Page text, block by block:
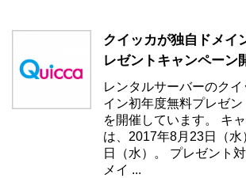
クイッカが独自ドメイ
レゼントキャンペーン
レンタルサーバーのク
イン初年度無料プレゼ
を開催しています。 キ
は、2017年8月23日（
日（水）。 プレゼント
メイ ...